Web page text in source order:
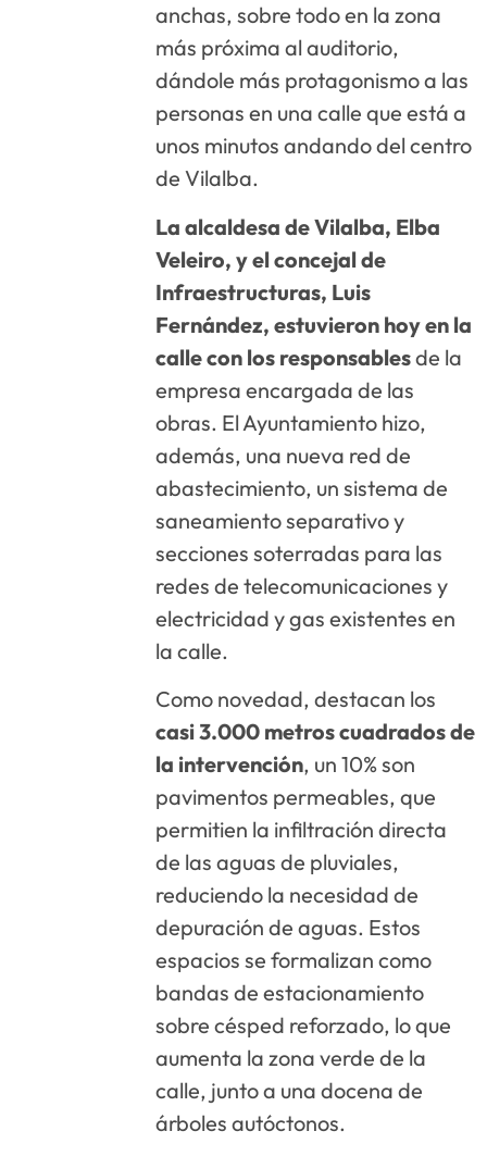
anchas, sobre todo en la zona
más próxima al auditorio,
dándole más protagonismo a las
personas en una calle que está a
unos minutos andando del centro
de Vilalba.
La alcaldesa de Vilalba, Elba
Veleiro, y el concejal de
Infraestructuras, Luis
Fernández, estuvieron hoy en la
calle con los responsablesde la
empresa encargada de las
obras. El Ayuntamiento hizo,
además, una nueva red de
abastecimiento, un sistema de
saneamiento separativo y
secciones soterradas para las
redes de telecomunicaciones y
electricidad y gas existentes en
la calle.
Como novedad, destacan los
casi 3.000 metros cuadrados de
la intervención, un 10% son
pavimentos permeables, que
permitien la infiltración directa
de las aguas de pluviales,
reduciendo la necesidad de
depuración de aguas. Estos
espacios se formalizan como
bandas de estacionamiento
sobre césped reforzado, lo que
aumenta la zona verde de la
calle, junto a una docena de
árboles autóctonos.